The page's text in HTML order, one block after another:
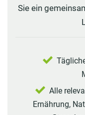
Sie ein
Alle
Ernährung,